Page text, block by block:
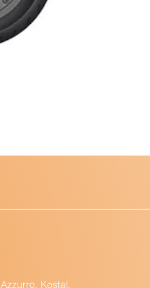
Kostal,